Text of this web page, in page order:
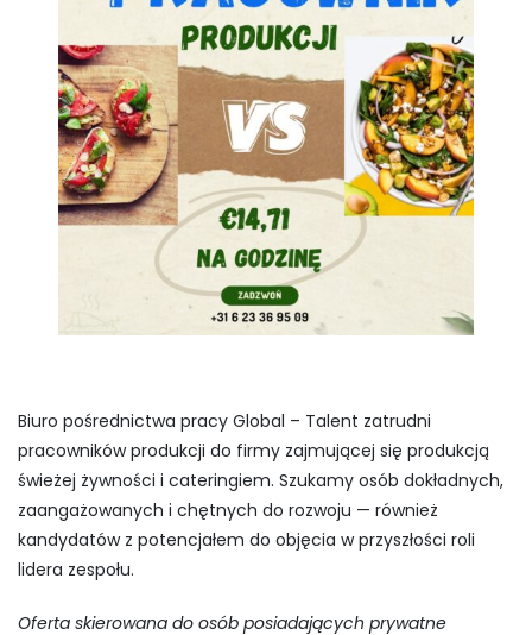
Biuro pośrednictwa pracy Global – Talent zatrudni
pracowników produkcji do firmy zajmującej się produkcją
świeżej żywności i cateringiem. Szukamy osób dokładnych,
zaangażowanych i chętnych do rozwoju — również
kandydatów z potencjałem do objęcia w przyszłości roli
lidera zespołu.
Oferta skierowana do osób posiadających prywatne